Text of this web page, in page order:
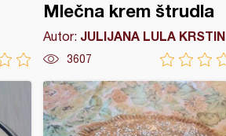
Mlečna krem štrudla
Autor: JULIJANA LULA KRSTIN
3607